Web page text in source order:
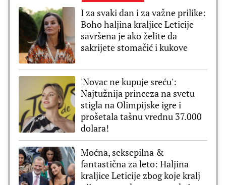
I za svaki dan i za važne prilike:
Boho haljina kraljice Leticije
savršena je ako želite da
sakrijete stomačić i kukove
'Novac ne kupuje sreću':
Najtužnija princeza na svetu
stigla na Olimpijske igre i
prošetala tašnu vrednu 37.000
dolara!
Moćna, seksepilna &
fantastična za leto: Haljina
kraljice Leticije zbog koje kralj